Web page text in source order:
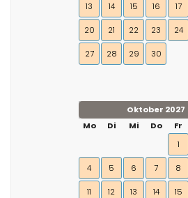
13 14 15 16 17
20 21 22 23 24
27 28 29 30
Oktober 2027
Mo
Di Mi Do Fr
1
4 5 6 7 8
11 12 13 14 15